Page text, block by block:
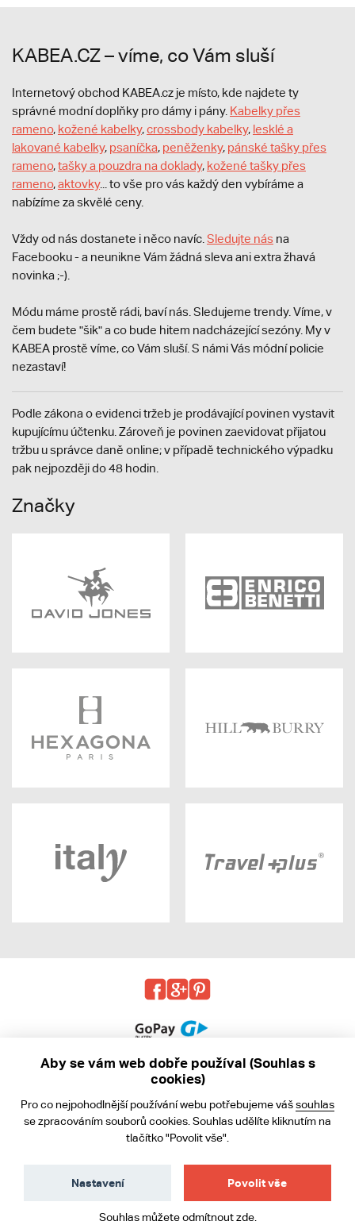
KABEA.CZ – víme, co Vám sluší
Internetový obchod KABEA.cz je místo, kde najdete ty
správné modní doplňky pro dámy i pány. Kabelky přes
rameno, kožené kabelky,crossbody kabelky, lesklé a
lakované kabelky, psaníčka, peněženky, pánské tašky přes
rameno,tašky a pouzdra na doklady, kožené tašky přes
rameno,aktovky... to vše pro vás každý den vybíráme a
nabízíme za skvělé ceny.
Vždy od nás dostanete i něco navíc. Sledujte nás na
Facebooku - a neunikne Vám žádná sleva ani extra žhavá
novinka ;-).
Módu máme prostě rádi, baví nás. Sledujeme trendy. Víme, v
čem budete "šik" a co bude hitem nadcházející sezóny. My v
KABEA prostě víme, co Vám sluší. S námi Vás módní policie
nezastaví!
Podle zákona o evidenci tržeb je prodávající povinen vystavit
kupujícímu účtenku. Zároveň je povinen zaevidovat přijatou
tržbu u správce daně online; v případě technického výpadku
pak nejpozději do 48 hodin.
Značky
Obchodní podmínky
Ochrana osobních údajů
Aby se vám web dobře používal (Souhlas s
cookies)
Pro co nejpohodlnější používání webu potřebujeme vášsouhlas
se zpracováním souborů cookies. Souhlas udělíte kliknutím na
tlačítko "Povolit vše".
Povolit vše
Nastavení
Souhlas můžete odmítnoutzde.